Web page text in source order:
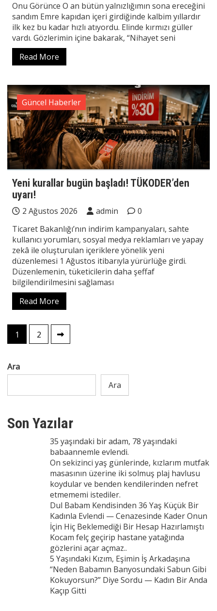
Onu Görünce O an bütün yalnızlığımın sona ereceğini
sandım Emre kapıdan içeri girdiğinde kalbim yıllardır
ilk kez bu kadar hızlı atıyordu. Elinde kırmızı güller
vardı. Gözlerimin içine bakarak, “Nihayet seni
Read More
Güncel Haberler
Yeni kurallar bugün başladı! TÜKODER’den
uyarı!
2 Ağustos 2026 admin
0
Ticaret Bakanlığı’nın indirim kampanyaları, sahte
kullanıcı yorumları, sosyal medya reklamları ve yapay
zekâ ile oluşturulan içeriklere yönelik yeni
düzenlemesi 1 Ağustos itibarıyla yürürlüğe girdi.
Düzenlemenin, tüketicilerin daha şeffaf
bilgilendirilmesini sağlaması
Read More
Yazı
sayfalaması
1 2
Ara
Ara
Son Yazılar
35 yaşındaki bir adam, 78 yaşındaki
babaannemle evlendi.
On sekizinci yaş günlerinde, kızlarım mutfak
masasının üzerine iki solmuş plaj havlusu
koydular ve benden kendilerinden nefret
etmememi istediler.
Dul Babam Kendisinden 36 Yaş Küçük Bir
Kadınla Evlendi — Cenazesinde Kader Onun
İçin Hiç Beklemediği Bir Hesap Hazırlamıştı
Kocam felç geçirip hastane yatağında
gözlerini açar açmaz..
5 Yaşındaki Kızım, Eşimin İş Arkadaşına
“Neden Babamın Banyosundaki Sabun Gibi
Kokuyorsun?” Diye Sordu — Kadın Bir Anda
Kaçıp Gitti